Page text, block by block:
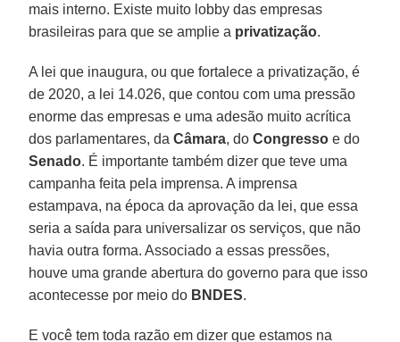
mais interno. Existe muito lobby das empresas
brasileiras para que se amplie a privatização.
A lei que inaugura, ou que fortalece a privatização, é
de 2020, a lei 14.026, que contou com uma pressão
enorme das empresas e uma adesão muito acrítica
dos parlamentares, daCâmara, doCongresso e do
Senado. É importante também dizer que teve uma
campanha feita pela imprensa. A imprensa
estampava, na época da aprovação da lei, que essa
seria a saída para universalizar os serviços, que não
havia outra forma. Associado a essas pressões,
houve uma grande abertura do governo para que isso
acontecesse por meio do BNDES.
E você tem toda razão em dizer que estamos na